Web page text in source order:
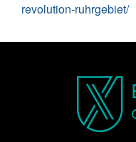
revolution-ruhrgebiet/